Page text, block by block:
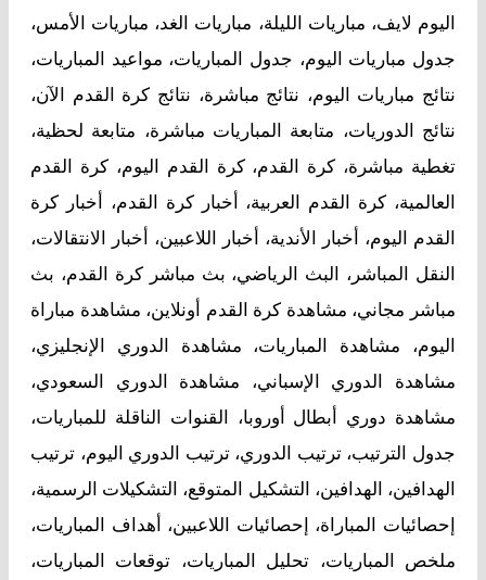
اليوم لايف، مباريات الليلة، مباريات الغد، مباريات الأمس،
جدول مباريات اليوم، جدول المباريات، مواعيد المباريات،
نتائج مباريات اليوم، نتائج مباشرة، نتائج كرة القدم الآن،
نتائج الدوريات، متابعة المباريات مباشرة، متابعة لحظية،
تغطية مباشرة، كرة القدم، كرة القدم اليوم، كرة القدم
العالمية، كرة القدم العربية، أخبار كرة القدم، أخبار كرة
القدم اليوم، أخبار الأندية، أخبار اللاعبين، أخبار الانتقالات،
النقل المباشر، البث الرياضي، بث مباشر كرة القدم، بث
مباشر مجاني، مشاهدة كرة القدم أونلاين، مشاهدة مباراة
اليوم، مشاهدة المباريات، مشاهدة الدوري الإنجليزي،
مشاهدة الدوري الإسباني، مشاهدة الدوري السعودي،
مشاهدة دوري أبطال أوروبا، القنوات الناقلة للمباريات،
جدول الترتيب، ترتيب الدوري، ترتيب الدوري اليوم، ترتيب
الهدافين، الهدافين، التشكيل المتوقع، التشكيلات الرسمية،
إحصائيات المباراة، إحصائيات اللاعبين، أهداف المباريات،
ملخص المباريات، تحليل المباريات، توقعات المباريات،